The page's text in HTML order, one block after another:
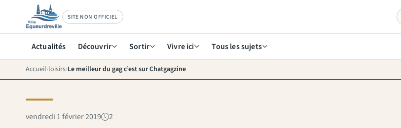
SITE NON OFFICIEL
Actualités Découvrir Sortir Vivre ici Tous les sujets
Accueil loisirs Le meilleur du gag c’est sur Chatgagzine
vendredi 1 février 2019 2